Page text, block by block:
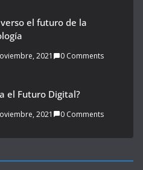
el futuro de la
2021 0 Comments
el Futuro Digital?
2021 0 Comments